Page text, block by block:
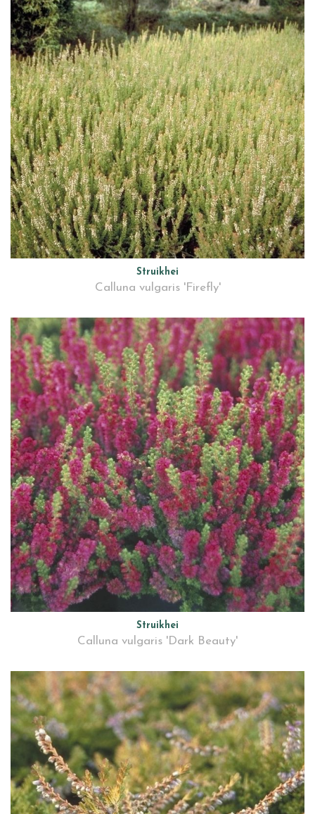
Struikhei
Calluna vulgaris 'Firefly'
Struikhei
Calluna vulgaris 'Dark Beauty'